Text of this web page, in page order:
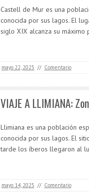
Castell de Mur es una
conocida por sus lagos. El
siglo XIX alcanza su máximo
mayo 22, 2025 // Comentario
VIAJE A LLIMIANA:
Llimiana es una población
conocida por sus lagos. El
tarde los íberos llegaron al
mayo 14, 2025 // Comentario